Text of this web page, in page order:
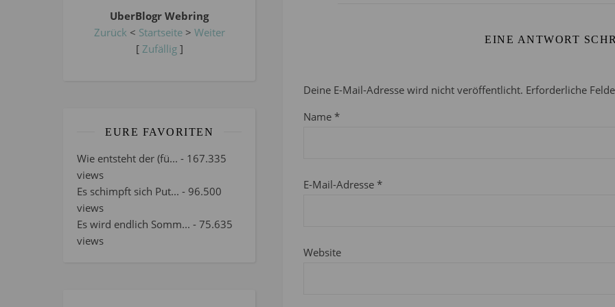
UberBlogr Webring
Zurück < Startseite> Weiter
[ Zufällig]
EURE FAVORITEN
Wie entsteht der (fü... - 167.335
views
Es schimpft sich Put... - 96.500
views
Es wird endlich Somm... - 75.635
views
EINE ANTWORT
Deine E-Mail-Adresse wird nicht veröffentlicht. Erforderliche
Name *
E-Mail-Adresse *
Website